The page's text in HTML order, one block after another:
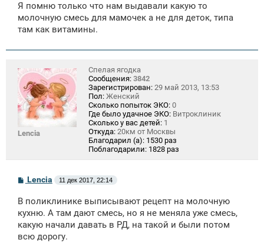
Я помню только что нам выдавали какую то
молочную смесь для мамочек а не для деток, типа
там как витамины.
Lencia
Спелая ягодка
Сообщения: 3842
Зарегистрирован: 29 май 2013, 13:53
Пол: Женский
Сколько попыток ЭКО: 0
Где было удачное ЭКО: Витроклиник
Сколько у вас детей: 1
Откуда: 20км от Москвы
Благодарил (а): 1530 раз
Поблагодарили: 1828 раз
С
б
щ
е
н
и
Lencia 11 дек 2017, 22:14
В поликлинике выписывают рецепт на молочную
кухню. А там дают смесь, но я не меняла уже смесь,
какую начали давать в РД, на такой и были потом
всю дорогу.